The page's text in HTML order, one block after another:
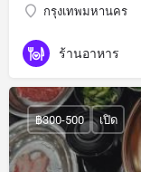
กรุงเทพมหานคร
ร้านอาหาร
฿300-500 เปิด